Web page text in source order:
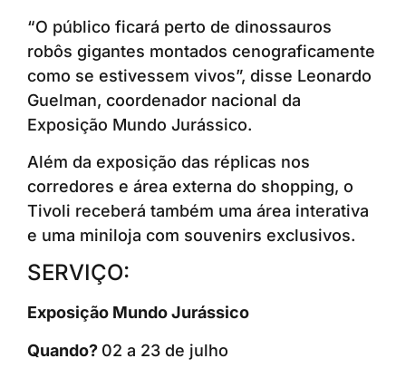
“O público ficará perto de dinossauros
robôs gigantes montados cenograficamente
como se estivessem vivos”, disse Leonardo
Guelman, coordenador nacional da
Exposição Mundo Jurássico.
Além da exposição das réplicas nos
corredores e área externa do shopping, o
Tivoli receberá também uma área interativa
e uma miniloja com souvenirs exclusivos.
SERVIÇO:
Exposição Mundo Jurássico
Quando? 02 a 23 de julho